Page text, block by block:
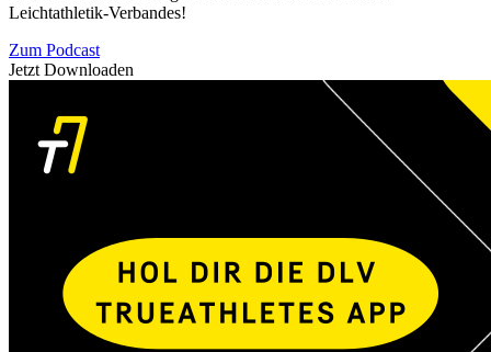
Leichtathletik-Verbandes!
Zum Podcast
Jetzt Downloaden